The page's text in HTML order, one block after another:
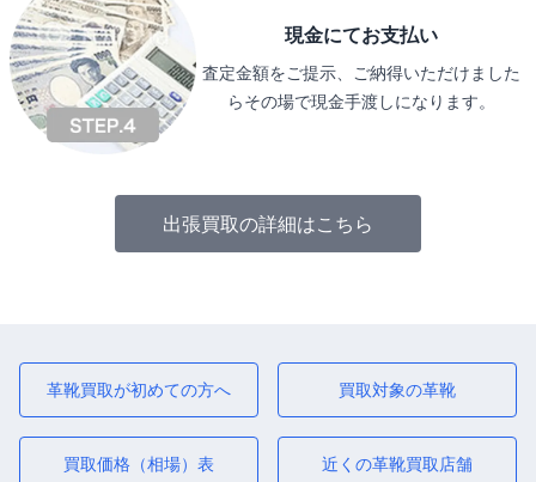
現金にてお支払い
査定金額をご提示、ご納得いただけました
らその場で現金手渡しになります。
出張買取の詳細はこちら
革靴買取が初めての方へ 買取対象の革靴
買取価格（相場）表 近くの革靴買取店舗